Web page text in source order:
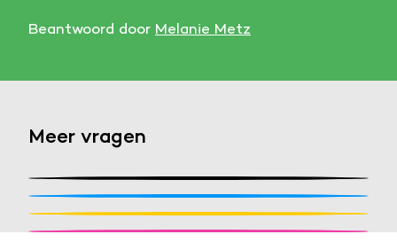
Beantwoord door Melanie Metz
Meer vragen
Stel een vraag
Stel je vraag en de NEMO redactie zoekt het
Waar zijn de cijfers onder een
verkeerslicht voor?
Waarom stijgt een raket niet